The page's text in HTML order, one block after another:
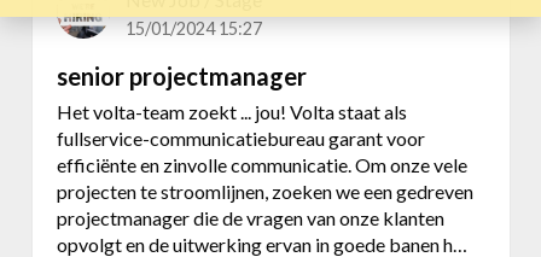
15/01/2024 15:27
senior projectmanager
Het volta-team zoekt ... jou! Volta staat als
fullservice-communicatiebureau garant voor
efficiënte en zinvolle communicatie. Om onze vele
projecten te stroomlijnen, zoeken we een gedreven
projectmanager die de vragen van onze klanten
opvolgt en de uitwerking ervan in goede banen h…
La HR Line
Jobs & Stages
Tools Corner
Business Center
Annuaire prestataires